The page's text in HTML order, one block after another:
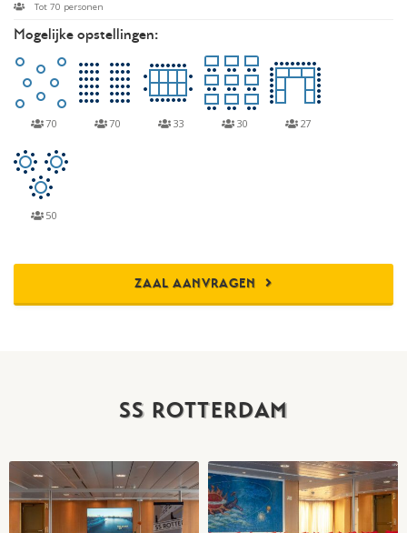
Tot 70 personen
Mogelijke opstellingen:
70 70 33 30 27
50
ZAAL AANVRAGEN
SS ROTTERDAM